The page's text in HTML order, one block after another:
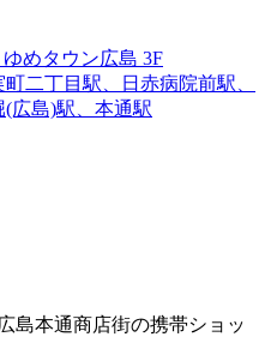
めタウン広島 3F
二丁目駅、日赤病院前駅、
広島)駅、本通駅
島本通商店街の携帯ショッ